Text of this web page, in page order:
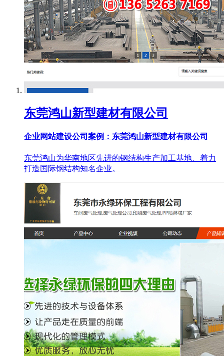
东莞鸿山新型建材有限公司
企业网站建设公司案例：东莞鸿山新型建材有限公司
东莞鸿山为华南地区先进的钢结构生产加工基地、着力
打造国际钢结构知名企业。